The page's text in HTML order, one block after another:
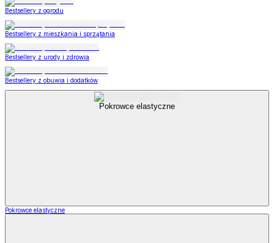
Bestsellery z ogrodu
Bestsellery z mieszkania i sprzątania
Bestsellery z urody i zdrowia
Bestsellery z obuwia i dodatków
Pokrowce elastyczne
Pokrowce elastyczne